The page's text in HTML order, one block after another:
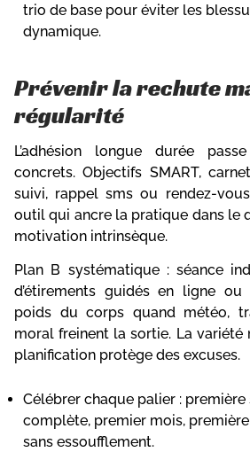
trio de base pour éviter les
dynamique.
Prévenir la rechute
régularité
L’adhésion longue durée
concrets. Objectifs SMART,
suivi, rappel sms ou rendez-
outil qui ancre la pratique dans le
motivation intrinsèque.
Plan B systématique : séance
d’étirements guidés en ligne
poids du corps quand météo,
moral freinent la sortie. La variété
planification protège des excuses.
Célébrer chaque palier : première
complète, premier mois, première
sans essoufflement.